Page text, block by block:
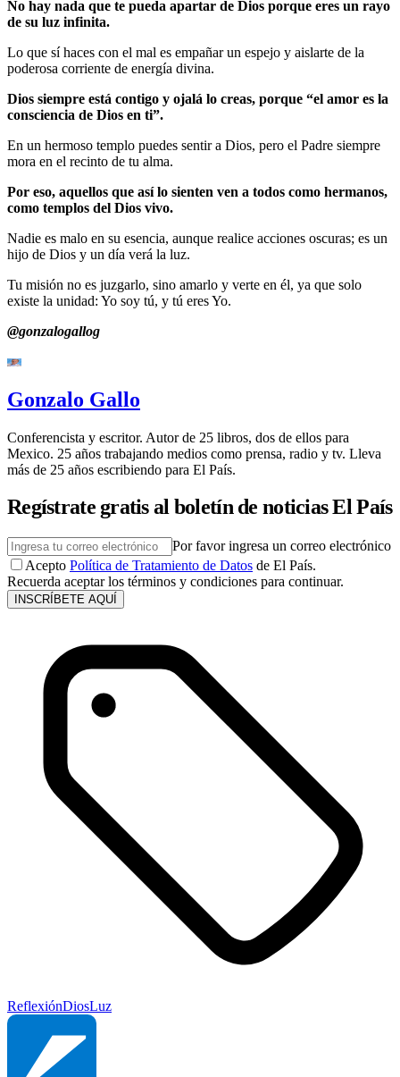
No hay nada que te pueda apartar de Dios porque eres un rayo
de su luz infinita.
Lo que sí haces con el mal es empañar un espejo y aislarte de la
poderosa corriente de energía divina.
Dios siempre está contigo y ojalá lo creas, porque “el amor es la
consciencia de Dios en ti”.
En un hermoso templo puedes sentir a Dios, pero el Padre siempre
mora en el recinto de tu alma.
Por eso, aquellos que así lo sienten ven a todos como hermanos,
como templos del Dios vivo.
Nadie es malo en su esencia, aunque realice acciones oscuras; es un
hijo de Dios y un día verá la luz.
Tu misión no es juzgarlo, sino amarlo y verte en él, ya que solo
existe la unidad: Yo soy tú, y tú eres Yo.
@gonzalogallog
Gonzalo Gallo
Conferencista y escritor. Autor de 25 libros, dos de ellos para
Mexico. 25 años trabajando medios como prensa, radio y tv. Lleva
más de 25 años escribiendo para El País.
Regístrate gratis al boletín de noticias El País
Por favor ingresa un correo electrónico
Acepto Política de Tratamiento de Datos de El País.
Recuerda aceptar los términos y condiciones para continuar.
INSCRÍBETE AQUÍ
ReflexiónDiosLuz